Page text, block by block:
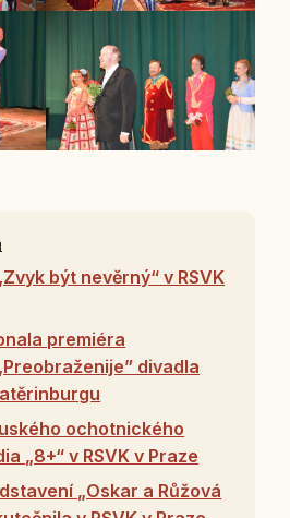
být nevěrný“ v RSVK
premiéra
divadla
ochotnického
„8+“ v RSVK v Praze
„Oskar a Růžová